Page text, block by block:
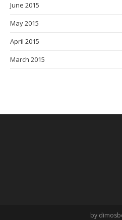
June 2015
May 2015
April 2015
March 2015
by